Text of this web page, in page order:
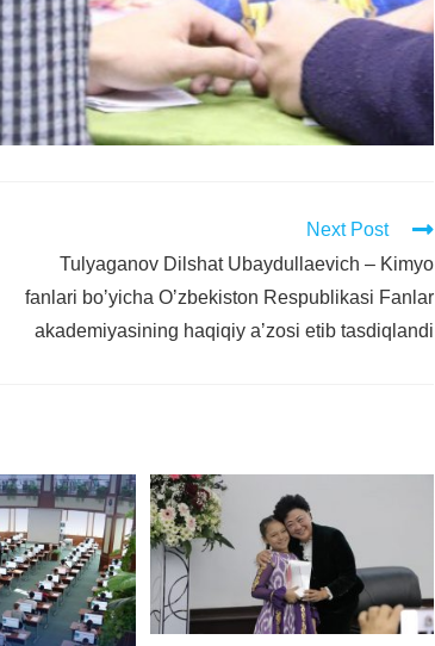
Next Post
Tulyaganov Dilshat Ubaydullaevich – Kimyo
fanlari boʼyicha Oʼzbekiston Respublikasi Fanlar
akademiyasining haqiqiy aʼzosi etib tasdiqlandi